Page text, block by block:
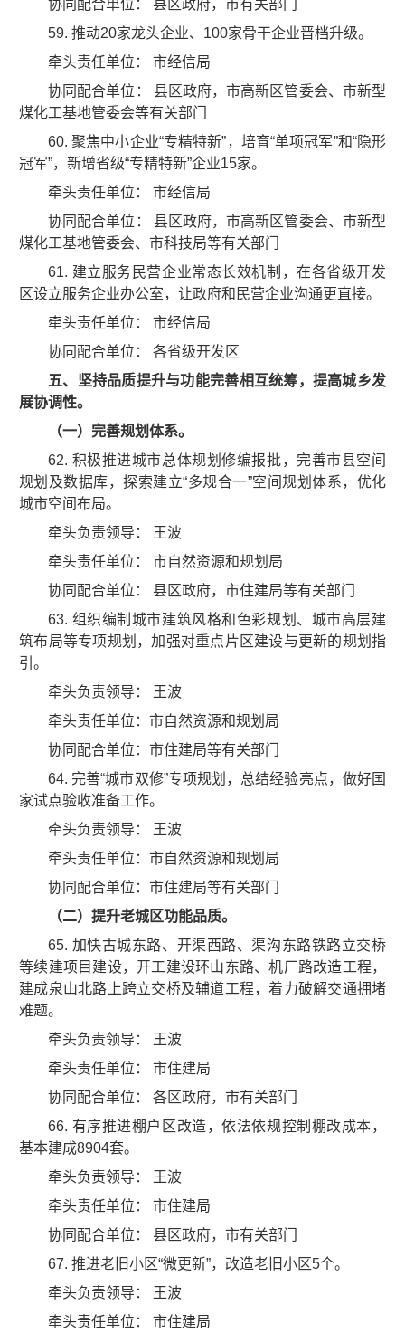
协同配合单位： 县区政府，市有关部门
59. 推动20家龙头企业、100家骨干企业晋档升级。
牵头责任单位： 市经信局
协同配合单位： 县区政府，市高新区管委会、市新型
煤化工基地管委会等有关部门
60. 聚焦中小企业“专精特新”，培育“单项冠军”和“隐形
冠军”，新增省级“专精特新”企业15家。
牵头责任单位： 市经信局
协同配合单位： 县区政府，市高新区管委会、市新型
煤化工基地管委会、市科技局等有关部门
61. 建立服务民营企业常态长效机制，在各省级开发
区设立服务企业办公室，让政府和民营企业沟通更直接。
牵头责任单位： 市经信局
协同配合单位： 各省级开发区
五、坚持品质提升与功能完善相互统筹，提高城乡发
展协调性。
（一）完善规划体系。
62. 积极推进城市总体规划修编报批，完善市县空间
规划及数据库，探索建立“多规合一”空间规划体系，优化
城市空间布局。
牵头负责领导： 王波
牵头责任单位： 市自然资源和规划局
协同配合单位： 县区政府，市住建局等有关部门
63. 组织编制城市建筑风格和色彩规划、城市高层建
筑布局等专项规划，加强对重点片区建设与更新的规划指
引。
牵头负责领导： 王波
牵头责任单位：市自然资源和规划局
协同配合单位：市住建局等有关部门
64. 完善“城市双修”专项规划，总结经验亮点，做好国
家试点验收准备工作。
牵头负责领导： 王波
牵头责任单位：市自然资源和规划局
协同配合单位：市住建局等有关部门
（二）提升老城区功能品质。
65. 加快古城东路、开渠西路、渠沟东路铁路立交桥
等续建项目建设，开工建设环山东路、机厂路改造工程，
建成泉山北路上跨立交桥及辅道工程，着力破解交通拥堵
难题。
牵头负责领导： 王波
牵头责任单位： 市住建局
协同配合单位： 各区政府，市有关部门
66. 有序推进棚户区改造，依法依规控制棚改成本，
基本建成8904套。
牵头负责领导： 王波
牵头责任单位： 市住建局
协同配合单位： 县区政府，市有关部门
67. 推进老旧小区“微更新”，改造老旧小区5个。
牵头负责领导： 王波
牵头责任单位： 市住建局